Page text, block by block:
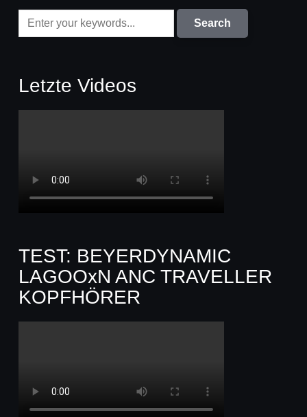
Letzte Videos
TEST: BEYERDYNAMIC
LAGOOxN ANC TRAVELLER
KOPFHÖRER